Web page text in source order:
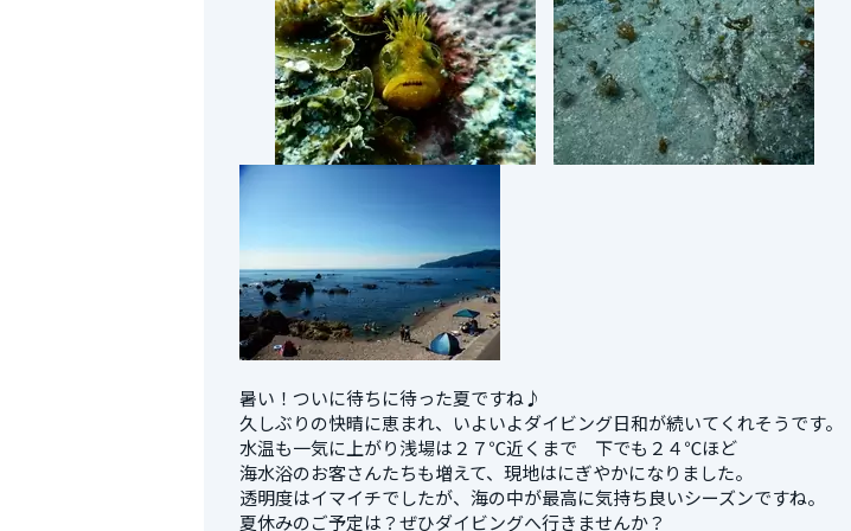
暑い！ついに待ちに待った夏ですね♪
久しぶりの快晴に恵まれ、いよいよダイビング日和が続いてくれそうです。
水温も一気に上がり浅場は２７℃近くまで 下でも２４℃ほど
海水浴のお客さんたちも増えて、現地はにぎやかになりました。
透明度はイマイチでしたが、海の中が最高に気持ち良いシーズンですね。
夏休みのご予定は？ぜひダイビングへ行きませんか？